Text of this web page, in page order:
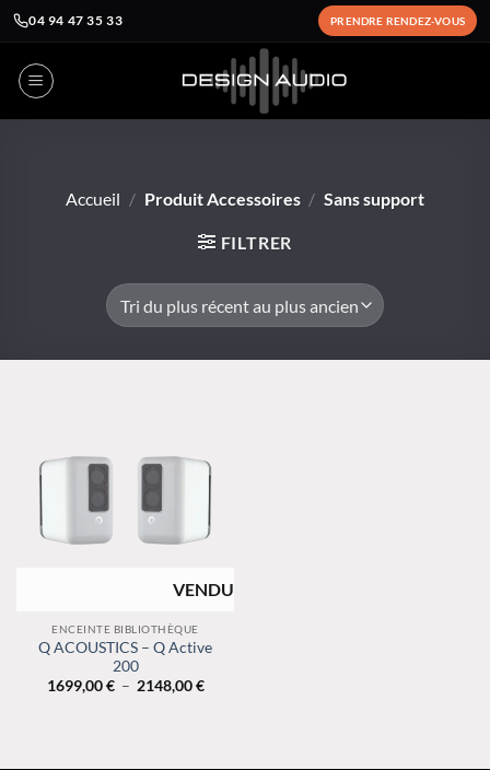
04 94 47 35 33 PRENDRE RENDEZ-VOUS
Accueil / Produit Accessoires / Sans support
FILTRER
ENCEINTE BIBLIOTHÈQUE
Q ACOUSTICS – Q Active
200
1699,00€ – 2148,00€Plage